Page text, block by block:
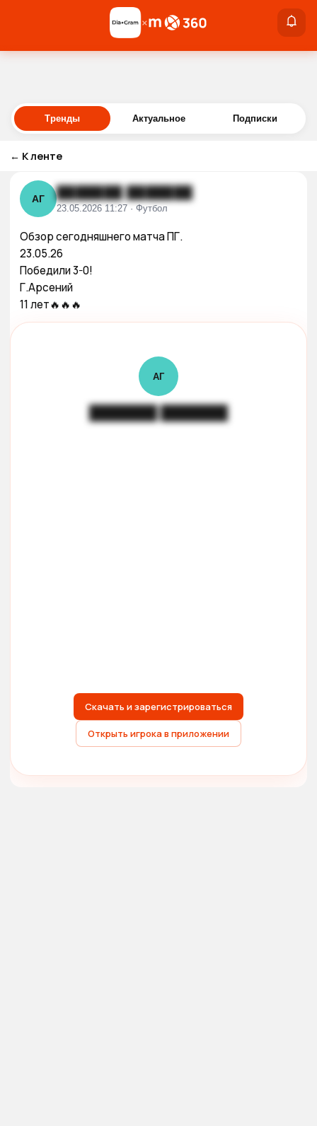
Войти
×
Тренды Актуальное Подписки
← К ленте
АГ ███████ ███████
23.05.2026 11:27 · Футбол
Обзор сегодняшнего матча ПГ.
23.05.26
Победили 3-0!
Г.Арсений
11 лет🔥🔥🔥
АГ
███████ ███████
Скачать и зарегистрироваться
Открыть игрока в приложении